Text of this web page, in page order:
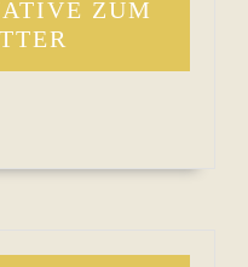
ZUM